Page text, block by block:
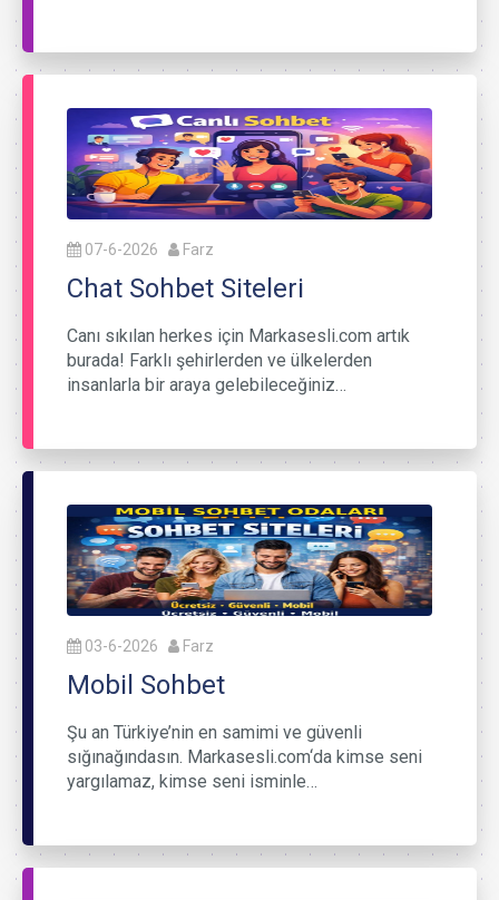
07-6-2026 Farz
Chat Sohbet Siteleri
Canı sıkılan herkes için Markasesli.com artık
burada! Farklı şehirlerden ve ülkelerden
insanlarla bir araya gelebileceğiniz…
03-6-2026 Farz
Mobil Sohbet
Şu an Türkiye’nin en samimi ve güvenli
sığınağındasın. Markasesli.com‘da kimse seni
yargılamaz, kimse seni isminle…